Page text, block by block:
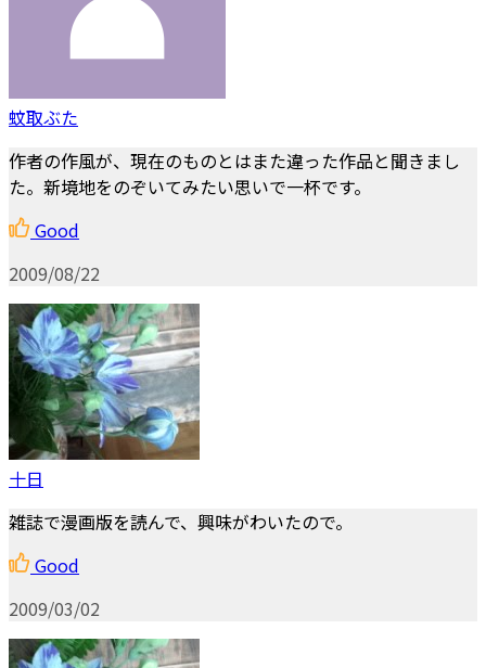
蚊取ぶた
作者の作風が、現在のものとはまた違った作品と聞きまし
た。新境地をのぞいてみたい思いで一杯です。
Good
2009/08/22
十日
雑誌で漫画版を読んで、興味がわいたので。
Good
2009/03/02